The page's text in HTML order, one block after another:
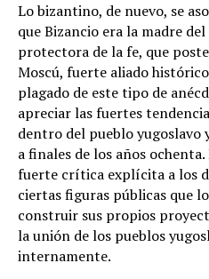
Lo bizantino, de nuevo, se
que Bizancio era la madre
protectora de la fe, que
Moscú, fuerte aliado
plagado de este tipo de
apreciar las fuertes
dentro del pueblo
a finales de los años
fuerte crítica explícita a los
ciertas figuras públicas que
construir sus propios
la unión de los pueblos
internamente.